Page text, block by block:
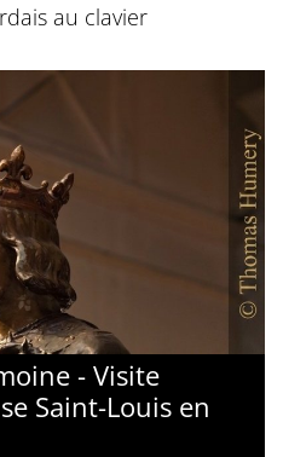
au clavier
- Visite
Saint-Louis en